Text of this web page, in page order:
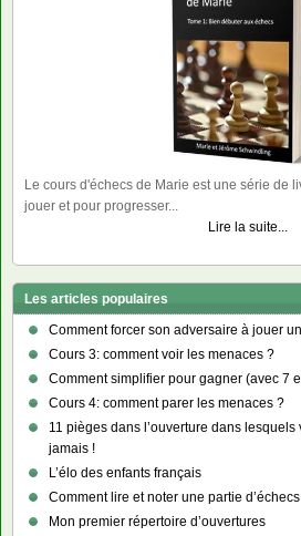
Le cours d'échecs de Marie est une série de
jouer et pour progresser...
Lire la suite...
Les articles populaires
Comment forcer son adversaire à jouer
Cours 3: comment voir les menaces ?
Comment simplifier pour gagner (avec 7
Cours 4: comment parer les menaces ?
11 pièges dans l’ouverture dans
jamais !
L’élo des enfants français
Comment lire et noter une partie d’échecs
Mon premier répertoire d’ouvertures